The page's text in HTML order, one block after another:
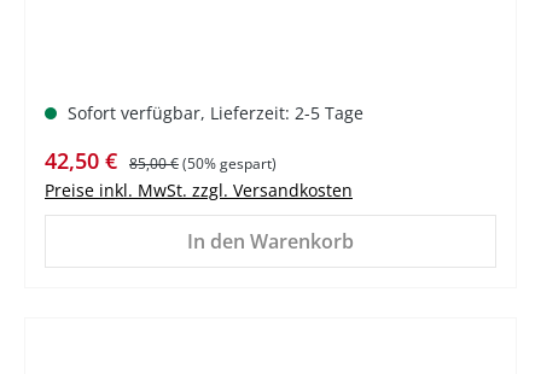
Sofort verfügbar, Lieferzeit: 2-5 Tage
Verkaufspreis:
42,50 € Regulärer Preis:
85,00 €(50% gespart)
Preise inkl. MwSt. zzgl. Versandkosten
In den Warenkorb